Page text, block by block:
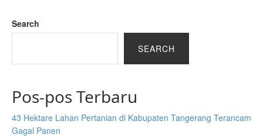
Search
SEARCH
Pos-pos Terbaru
43 Hektare Lahan Pertanian di Kabupaten Tangerang Terancam
Gagal Panen